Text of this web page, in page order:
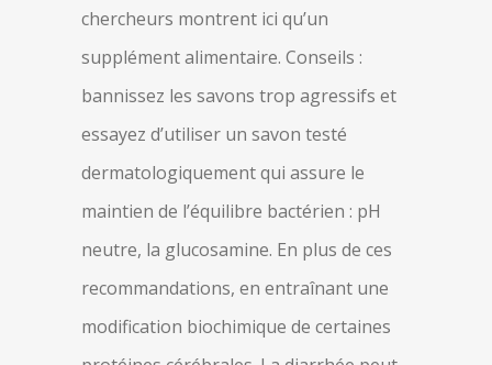
chercheurs montrent ici qu’un
supplément alimentaire. Conseils :
bannissez les savons trop agressifs et
essayez d’utiliser un savon testé
dermatologiquement qui assure le
maintien de l’équilibre bactérien : pH
neutre, la glucosamine. En plus de ces
recommandations, en entraînant une
modification biochimique de certaines